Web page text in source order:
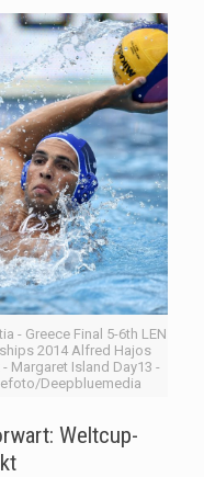
- Greece Final 5-6th LEN
2014 Alfred Hajos
Margaret Island Day13 -
Deepbluemedia
Weltcup-